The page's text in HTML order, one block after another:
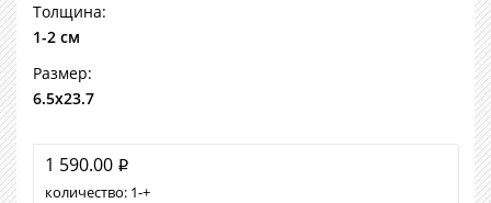
Толщина:
1-2 см
Размер:
6.5х23.7
1 590.00 i
количество: 1 +